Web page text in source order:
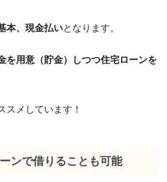
本、現金払いとなります。
を用意（貯金）しつつ住宅ローンを
スメしています！
ンで借りることも可能